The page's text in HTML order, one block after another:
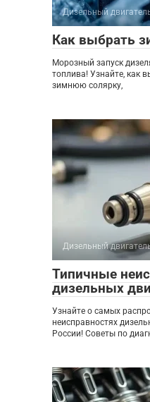
Дизельный
Как выбрать
Морозный запуск
топлива! Узнайте, как
зимнюю солярку,
Дизельный
Типичные
дизельных
Узнайте о самых
неисправностях
России! Советы по